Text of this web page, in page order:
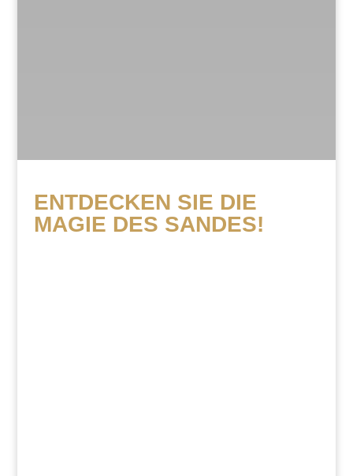
ENTDECKEN SIE DIE
MAGIE DES SANDES!